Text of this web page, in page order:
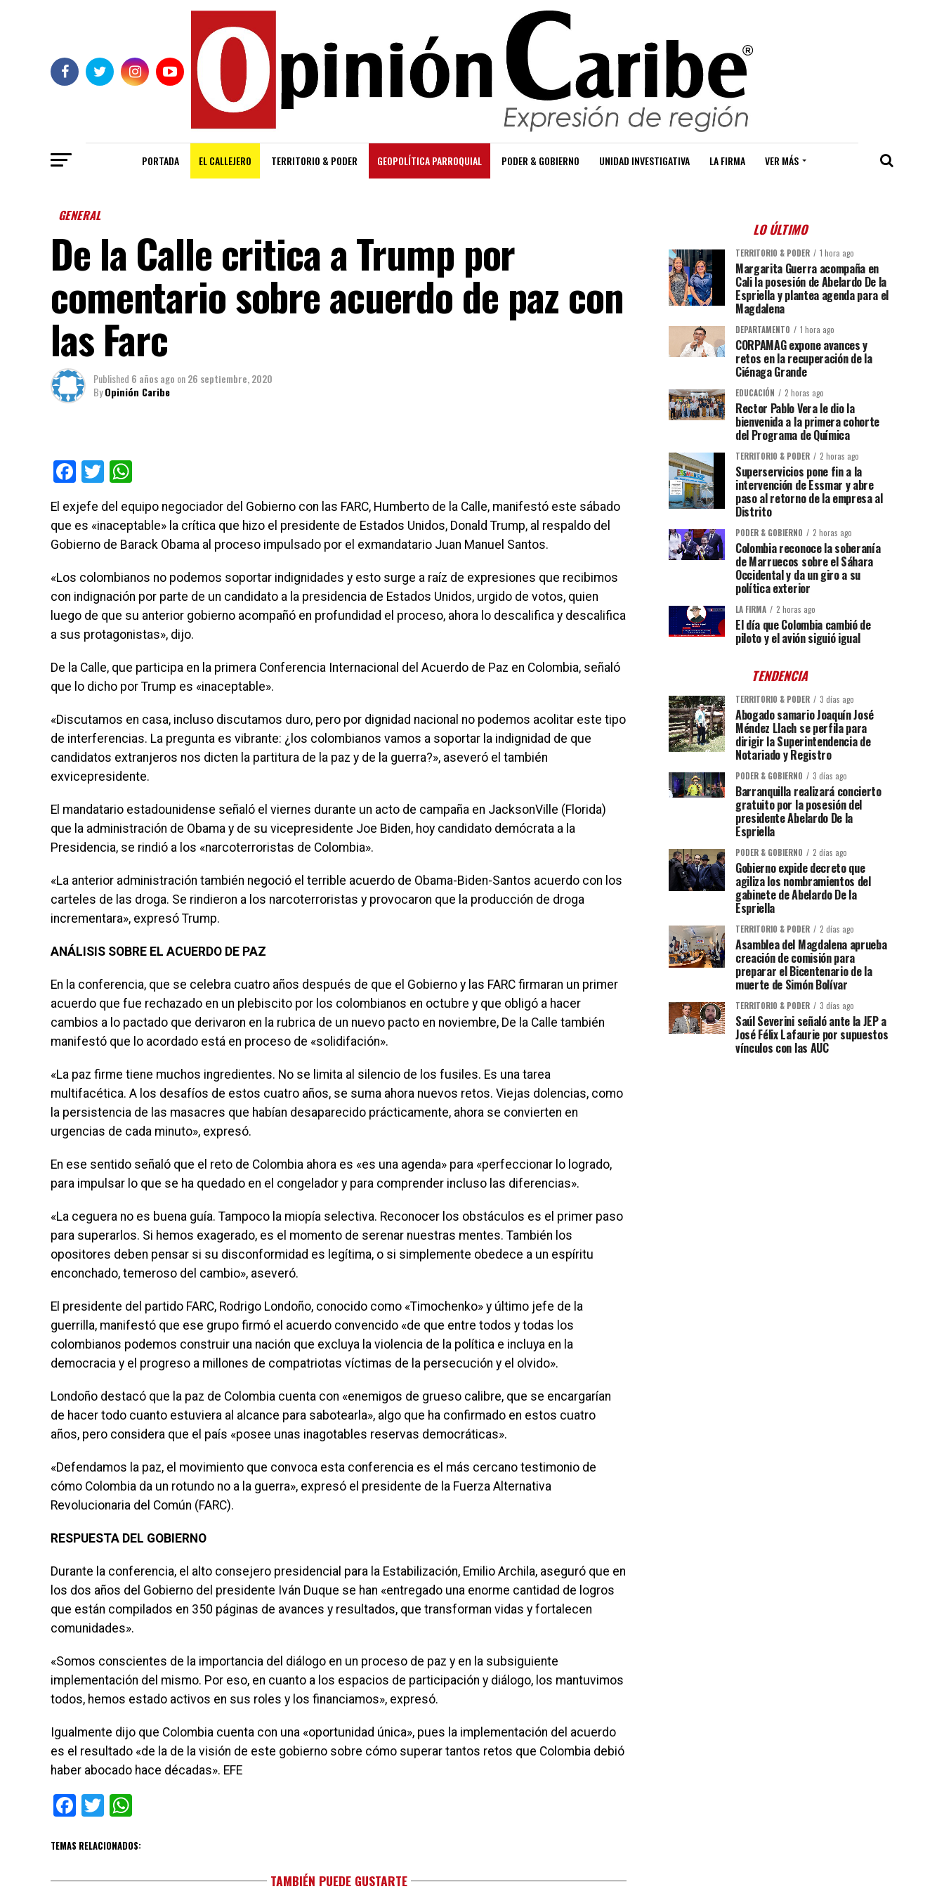
PORTADA EL CALLEJERO TERRITORIO & PODER GEOPOLÍTICA PARROQUIAL PODER & GOBIERNO UNIDAD INVESTIGATIVA LA FIRMA VER MÁS
GENERAL
De la Calle critica a Trump por
comentario sobre acuerdo de paz con
las Farc
Published 6 años ago on26 septiembre, 2020
ByOpinión Caribe
Facebook
Twitter
El exjefe del equipo negociador del Gobierno con las FARC, Humberto de la Calle, manifestó este sábado
que es «inaceptable» la crítica que hizo el presidente de Estados Unidos, Donald Trump, al respaldo del
Gobierno de Barack Obama al proceso impulsado por el exmandatario Juan Manuel Santos.
«Los colombianos no podemos soportar indignidades y esto surge a raíz de expresiones que recibimos
con indignación por parte de un candidato a la presidencia de Estados Unidos, urgido de votos, quien
luego de que su anterior gobierno acompañó en profundidad el proceso, ahora lo descalifica y descalifica
a sus protagonistas», dijo.
De la Calle, que participa en la primera Conferencia Internacional del Acuerdo de Paz en Colombia, señaló
que lo dicho por Trump es «inaceptable».
«Discutamos en casa, incluso discutamos duro, pero por dignidad nacional no podemos acolitar este tipo
de interferencias. La pregunta es vibrante: ¿los colombianos vamos a soportar la indignidad de que
candidatos extranjeros nos dicten la partitura de la paz y de la guerra?», aseveró el también
exvicepresidente.
El mandatario estadounidense señaló el viernes durante un acto de campaña en JacksonVille (Florida)
que la administración de Obama y de su vicepresidente Joe Biden, hoy candidato demócrata a la
Presidencia, se rindió a los «narcoterroristas de Colombia».
«La anterior administración también negoció el terrible acuerdo de Obama-Biden-Santos acuerdo con los
carteles de las droga. Se rindieron a los narcoterroristas y provocaron que la producción de droga
incrementara», expresó Trump.
ANÁLISIS SOBRE EL ACUERDO DE PAZ
En la conferencia, que se celebra cuatro años después de que el Gobierno y las FARC firmaran un primer
acuerdo que fue rechazado en un plebiscito por los colombianos en octubre y que obligó a hacer
cambios a lo pactado que derivaron en la rubrica de un nuevo pacto en noviembre, De la Calle también
manifestó que lo acordado está en proceso de «solidifación».
«La paz firme tiene muchos ingredientes. No se limita al silencio de los fusiles. Es una tarea
multifacética. A los desafíos de estos cuatro años, se suma ahora nuevos retos. Viejas dolencias, como
la persistencia de las masacres que habían desaparecido prácticamente, ahora se convierten en
urgencias de cada minuto», expresó.
En ese sentido señaló que el reto de Colombia ahora es «es una agenda» para «perfeccionar lo logrado,
para impulsar lo que se ha quedado en el congelador y para comprender incluso las diferencias».
«La ceguera no es buena guía. Tampoco la miopía selectiva. Reconocer los obstáculos es el primer paso
para superarlos. Si hemos exagerado, es el momento de serenar nuestras mentes. También los
opositores deben pensar si su disconformidad es legítima, o si simplemente obedece a un espíritu
enconchado, temeroso del cambio», aseveró.
El presidente del partido FARC, Rodrigo Londoño, conocido como «Timochenko» y último jefe de la
guerrilla, manifestó que ese grupo firmó el acuerdo convencido «de que entre todos y todas los
colombianos podemos construir una nación que excluya la violencia de la política e incluya en la
democracia y el progreso a millones de compatriotas víctimas de la persecución y el olvido».
Londoño destacó que la paz de Colombia cuenta con «enemigos de grueso calibre, que se encargarían
de hacer todo cuanto estuviera al alcance para sabotearla», algo que ha confirmado en estos cuatro
años, pero considera que el país «posee unas inagotables reservas democráticas».
«Defendamos la paz, el movimiento que convoca esta conferencia es el más cercano testimonio de
cómo Colombia da un rotundo no a la guerra», expresó el presidente de la Fuerza Alternativa
Revolucionaria del Común (FARC).
RESPUESTA DEL GOBIERNO
Durante la conferencia, el alto consejero presidencial para la Estabilización, Emilio Archila, aseguró que en
los dos años del Gobierno del presidente Iván Duque se han «entregado una enorme cantidad de logros
que están compilados en 350 páginas de avances y resultados, que transforman vidas y fortalecen
comunidades».
«Somos conscientes de la importancia del diálogo en un proceso de paz y en la subsiguiente
implementación del mismo. Por eso, en cuanto a los espacios de participación y diálogo, los mantuvimos
todos, hemos estado activos en sus roles y los financiamos», expresó.
Igualmente dijo que Colombia cuenta con una «oportunidad única», pues la implementación del acuerdo
es el resultado «de la de la visión de este gobierno sobre cómo superar tantos retos que Colombia debió
haber abocado hace décadas». EFE
Facebook
Twitter
TEMAS RELACIONADOS:
TAMBIÉN PUEDE GUSTARTE
LO ÚLTIMO
TERRITORIO & PODER 1 hora ago
Margarita Guerra acompaña en
Cali la posesión de Abelardo De la
Espriella y plantea agenda para el
Magdalena
DEPARTAMENTO 1 hora ago
CORPAMAG expone avances y
retos en la recuperación de la
Ciénaga Grande
EDUCACIÓN 2 horas ago
Rector Pablo Vera le dio la
bienvenida a la primera cohorte
del Programa de Química
TERRITORIO & PODER 2 horas ago
Superservicios pone fin a la
intervención de Essmar y abre
paso al retorno de la empresa al
Distrito
PODER & GOBIERNO 2 horas ago
Colombia reconoce la soberanía
de Marruecos sobre el Sáhara
Occidental y da un giro a su
política exterior
LA FIRMA 2 horas ago
El día que Colombia cambió de
piloto y el avión siguió igual
TENDENCIA
TERRITORIO & PODER 3 días ago
Abogado samario Joaquín José
Méndez Llach se perfila para
dirigir la Superintendencia de
Notariado y Registro
PODER & GOBIERNO 3 días ago
Barranquilla realizará concierto
gratuito por la posesión del
presidente Abelardo De la
Espriella
PODER & GOBIERNO 2 días ago
Gobierno expide decreto que
agiliza los nombramientos del
gabinete de Abelardo De la
Espriella
TERRITORIO & PODER 2 días ago
Asamblea del Magdalena aprueba
creación de comisión para
preparar el Bicentenario de la
muerte de Simón Bolívar
TERRITORIO & PODER 3 días ago
Saúl Severini señaló ante la JEP a
José Félix Lafaurie por supuestos
vínculos con las AUC